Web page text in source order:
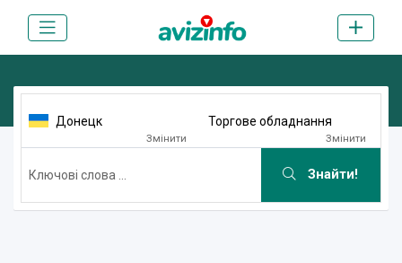
Донецк
Змінити
Торгове обладнання
Змінити
Знайти!